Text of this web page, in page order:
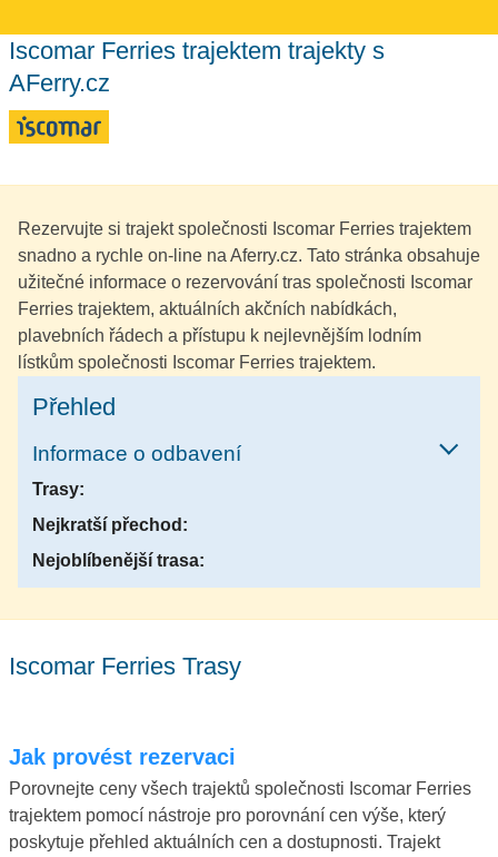
Iscomar Ferries trajektem trajekty s
AFerry.cz
Rezervujte si trajekt společnosti Iscomar Ferries trajektem
snadno a rychle on-line na Aferry.cz. Tato stránka obsahuje
užitečné informace o rezervování tras společnosti Iscomar
Ferries trajektem, aktuálních akčních nabídkách,
plavebních řádech a přístupu k nejlevnějším lodním
lístkům společnosti Iscomar Ferries trajektem.
Přehled
Informace o odbavení
Trasy:
Nejkratší přechod:
Nejoblíbenější trasa:
Iscomar Ferries Trasy
Jak provést rezervaci
Porovnejte ceny všech trajektů společnosti Iscomar Ferries
trajektem pomocí nástroje pro porovnání cen výše, který
poskytuje přehled aktuálních cen a dostupnosti. Trajekt